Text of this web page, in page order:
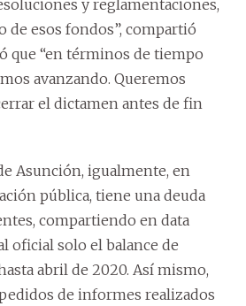
y reglamentaciones,
de esos fondos”, compartió
que “en términos de tiempo
avanzando. Queremos
el dictamen antes de fin
Asunción, igualmente, en
pública, tiene una deuda
compartiendo en data
oficial solo el balance de
abril de 2020. Así mismo,
de informes realizados